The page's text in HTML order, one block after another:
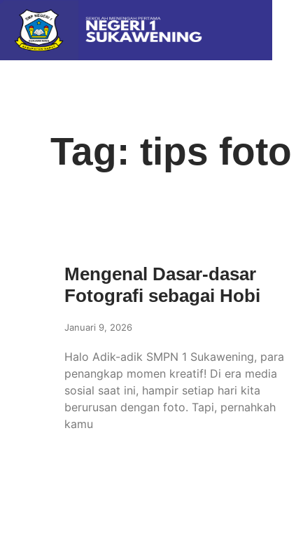
Tag: tips foto
Mengenal Dasar-dasar
Fotografi sebagai Hobi
Januari 9, 2026
Halo Adik-adik SMPN 1 Sukawening, para
penangkap momen kreatif! Di era media
sosial saat ini, hampir setiap hari kita
berurusan dengan foto. Tapi, pernahkah
kamu